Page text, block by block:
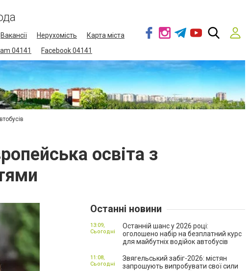
Вакансії Нерухомість
Карта міста
04141 Facebook 04141
освіта з
Останні новини
Останній шанс у 2026 році:
оголошено набір на безплатний курс
для майбутніх водійок автобусів
13:09,
Сьогодні
Звягельський забіг-2026: містян
запрошують випробувати свої сили
11:08,
Сьогодні